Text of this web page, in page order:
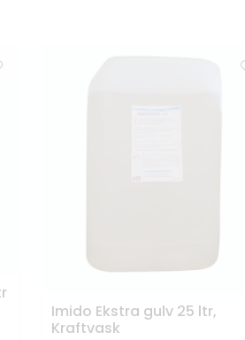
Imido Ekstra gulv 25 ltr,
Kraftvask